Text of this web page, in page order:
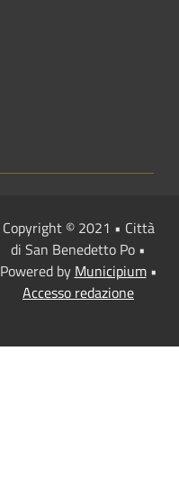
Copyright © 2021 • Città
di San Benedetto Po •
Powered by Municipium•
Accesso redazione